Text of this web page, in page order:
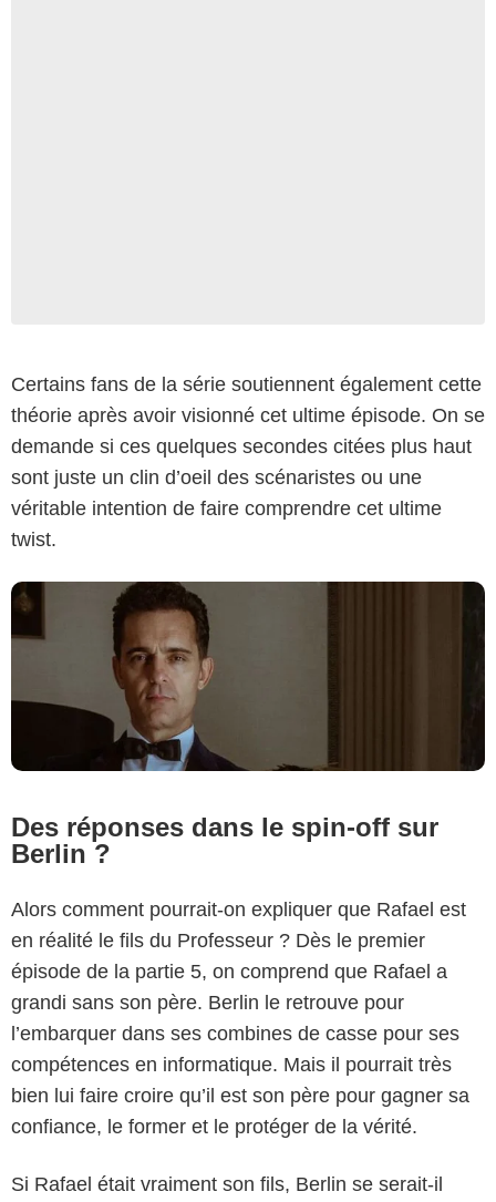
Certains fans de la série soutiennent également cette
théorie après avoir visionné cet ultime épisode. On se
demande si ces quelques secondes citées plus haut
sont juste un clin d’oeil des scénaristes ou une
véritable intention de faire comprendre cet ultime
twist.
Des réponses dans le spin-off sur
Berlin ?
Alors comment pourrait-on expliquer que Rafael est
en réalité le fils du Professeur ? Dès le premier
épisode de la partie 5, on comprend que Rafael a
grandi sans son père. Berlin le retrouve pour
l’embarquer dans ses combines de casse pour ses
compétences en informatique. Mais il pourrait très
bien lui faire croire qu’il est son père pour gagner sa
confiance, le former et le protéger de la vérité.
Si Rafael était vraiment son fils, Berlin se serait-il